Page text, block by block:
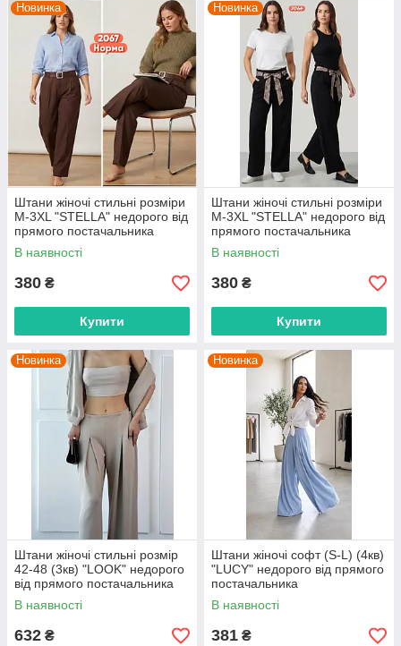
Новинка
Штани жіночі стильні розміри
M-3XL "STELLA" недорого від
прямого постачальника
В наявності
380 ₴
Купити
Новинка
Штани жіночі стильні розміри
M-3XL "STELLA" недорого від
прямого постачальника
В наявності
380 ₴
Купити
Новинка
Штани жіночі стильні розмір
42-48 (3кв) "LOOK" недорого
від прямого постачальника
В наявності
632 ₴
Новинка
Штани жіночі софт (S-L) (4кв)
"LUCY" недорого від прямого
постачальника
В наявності
381 ₴